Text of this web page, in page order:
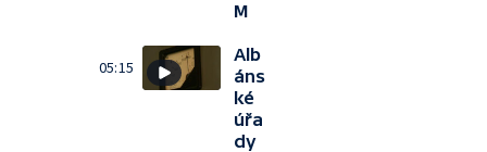
M
05:15
Alb
áns
ké
úřa
dy